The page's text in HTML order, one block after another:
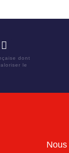
dont
le